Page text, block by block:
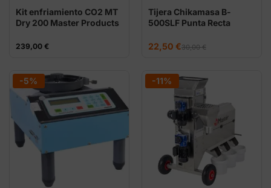
Kit enfriamiento CO2 MT
Dry 200 Master Products
239,00 €
Tijera Chikamasa B-
500SLF Punta Recta
30,00€
El
precio
30,00 €.
22,50 €
El
precio
22,50 €.
-5% -11%